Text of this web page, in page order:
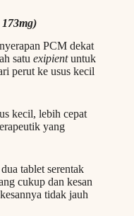
PCM dekat
satu exipientuntuk
perut ke usus kecil
kecil, lebih cepat
yang
tablet serentak
cukup dan kesan
tidak jauh